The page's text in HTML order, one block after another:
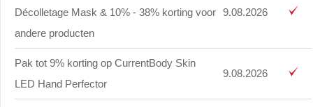
Décolletage Mask & 10% - 38% korting voor
andere producten
9.08.2026
Pak tot 9% korting op CurrentBody Skin
LED Hand Perfector
9.08.2026